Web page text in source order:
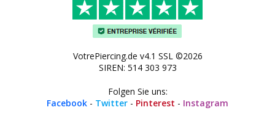
VotrePiercing.de v4.1 SSL ©2026
SIREN: 514 303 973
Folgen Sie uns:
Facebook - Twitter - Pinterest - Instagram